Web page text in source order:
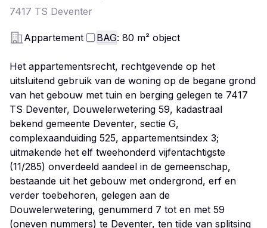
7417 TS Deventer
Appartement BAG: 80 m² object
Het appartementsrecht, rechtgevende op het
uitsluitend gebruik van de woning op de begane grond
van het gebouw met tuin en berging gelegen te 7417
TS Deventer, Douwelerwetering 59, kadastraal
bekend gemeente Deventer, sectie G,
complexaanduiding 525, appartementsindex 3;
uitmakende het elf tweehonderd vijfentachtigste
(11/285) onverdeeld aandeel in de gemeenschap,
bestaande uit het gebouw met ondergrond, erf en
verder toebehoren, gelegen aan de
Douwelerwetering, genummerd 7 tot en met 59
(oneven nummers) te Deventer, ten tijde van splitsing